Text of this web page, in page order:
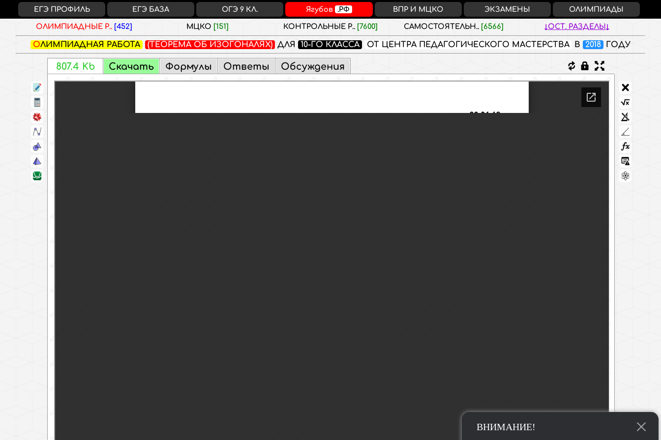
ОЛИМПИАДНЫЕ Р.. [452] МЦКО [151] КОНТРОЛЬНЫЕ Р.. [7600] САМОСТОЯТЕЛЬН.. [6566] ОСТ. РАЗДЕЛЫ
ОЛИМПИАДНАЯ РАБОТА (ТЕОРЕМА ОБ ИЗОГОНАЛЯХ) ДЛЯ 10-ГО КЛАССА ОТ ЦЕНТРА ПЕДАГОГИЧЕСКОГО МАСТЕРСТВА В 2018 ГОДУ
C6A6 Скачать Формулы Ответы Обсуждения
ЕГЭ ПРОФИЛЬ ЕГЭ БАЗА ОГЭ 9 КЛ. Ягубов .РФ ВПР И МЦКО ЭКЗАМЕНЫ ОЛИМПИАДЫ